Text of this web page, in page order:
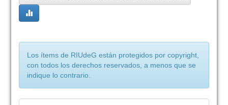
Los ítems de RIUdeG están protegidos por copyright,
con todos los derechos reservados, a menos que se
indique lo contrario.